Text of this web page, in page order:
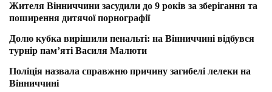
Жителя Вінниччини засудили до 9 років за зберігання та
поширення дитячої порнографії
Долю кубка вирішили пенальті: на Вінниччині відбувся
турнір пам’яті Василя Малюти
Поліція назвала справжню причину загибелі лелеки на
Вінниччині